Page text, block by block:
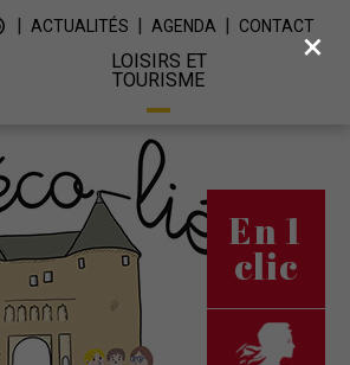
ACTUALITÉS AGENDA CONTACT
LOISIRS ET
TOURISME
En 1
clic
×